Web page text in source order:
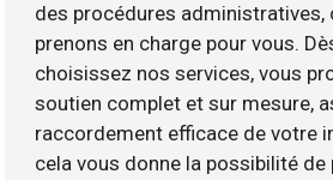
des procédures administratives,
prenons en charge pour vous.
choisissez nos services, vous
soutien complet et sur mesure,
raccordement efficace de votre
cela vous donne la possibilité